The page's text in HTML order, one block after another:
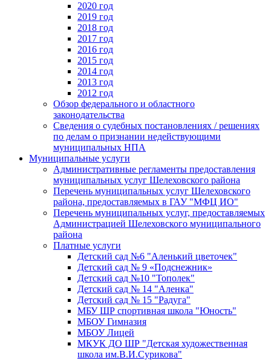
2020 год
2019 год
2018 год
2017 год
2016 год
2015 год
2014 год
2013 год
2012 год
Обзор федерального и областного
законодательства
Сведения о судебных постановлениях / решениях
по делам о признании недействующими
муниципальных НПА
Муниципальные услуги
Административные регламенты предоставления
муниципальных услуг Шелеховского района
Перечень муниципальных услуг Шелеховского
района, предоставляемых в ГАУ "МФЦ ИО"
Перечень муниципальных услуг, предоставляемых
Администрацией Шелеховского муниципального
района
Платные услуги
Детский сад №6 "Аленький цветочек"
Детский сад № 9 «Подснежник»
Детский сад №10 "Тополек"
Детский сад № 14 "Аленка"
Детский сад № 15 "Радуга"
МБУ ШР спортивная школа "Юность"
МБОУ Гимназия
МБОУ Лицей
МКУК ДО ШР "Детская художественная
школа им.В.И.Сурикова"